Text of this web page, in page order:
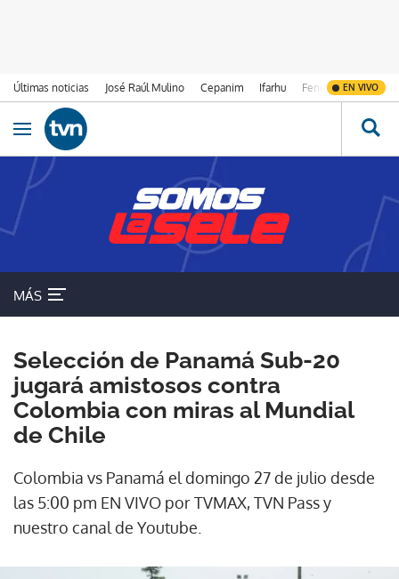
Últimas noticias José Raúl Mulino Cepanim Ifarhu Fenómeno de El
EN VIVO
Ir al contenido
Obrir navegació
MÁS
Selección de Panamá Sub-20
jugará amistosos contra
Colombia con miras al Mundial
de Chile
Colombia vs Panamá el domingo 27 de julio desde
las 5:00 pm EN VIVO por TVMAX, TVN Pass y
nuestro canal de Youtube.